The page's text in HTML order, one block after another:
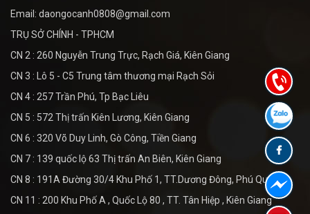
Email: daongocanh0808@gmail.com
TRỤ SỞ CHÍNH - TPHCM
CN 2 : 260 Nguyễn Trung Trực, Rạch Giá, Kiên Giang
CN 3 : Lô 5 - C5 Trung tâm thương mại Rạch Sỏi
CN 4 : 257 Trần Phú, Tp Bạc Liêu
CN 5 : 572 Thị trấn Kiên Lương, Kiên Giang
CN 6 : 320 Võ Duy Linh, Gò Công, Tiền Giang
CN 7 : 139 quốc lộ 63 Thị trấn An Biên, Kiên Giang
CN 8 : 191A Đường 30/4 Khu Phố 1, TT.Dương Đông, Phú Quốc
CN 11 : 200 Khu Phố A , Quốc Lộ 80 , TT. Tân Hiệp , Kiên Giang